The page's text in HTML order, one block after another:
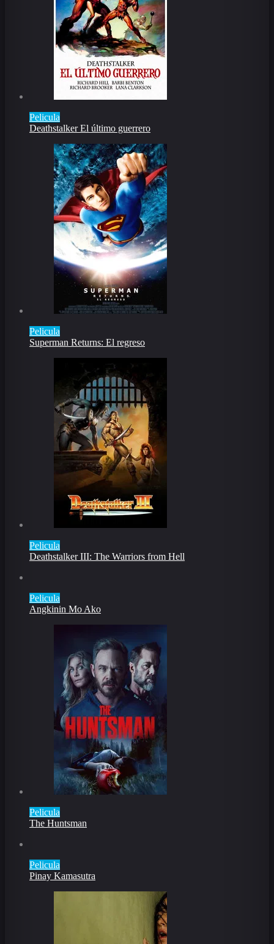
Pelicula
Deathstalker El último guerrero
Pelicula
Superman Returns: El regreso
Pelicula
Deathstalker III: The Warriors from Hell
Pelicula
Angkinin Mo Ako
Pelicula
The Huntsman
Pelicula
Pinay Kamasutra